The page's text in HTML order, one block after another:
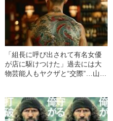
「組長に呼び出されて有名女優
が店に駆けつけた」過去には大
物芸能人もヤクザと“交際”…山口